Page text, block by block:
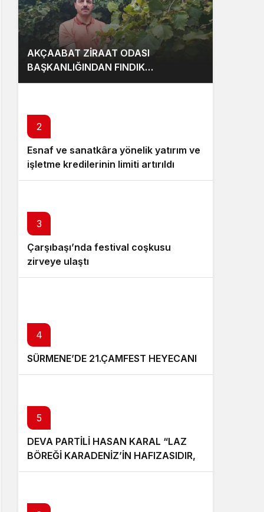
AKÇAABAT ZİRAAT ODASI
BAŞKANLIĞINDAN FINDIK
ÜRETİCİLERİNE AĞUSTOS AYI İÇİN
2
Esnaf ve sanatkâra yönelik yatırım ve
işletme kredilerinin limiti artırıldı
3
Çarşıbaşı’nda festival coşkusu
zirveye ulaştı
4
SÜRMENE’DE 21.ÇAMFEST HEYECANI
5
DEVA PARTİLİ HASAN KARAL “LAZ
BÖREĞİ KARADENİZ’İN HAFIZASIDIR,
KİMLİĞİ DEĞİŞTİRİLEMEZ”